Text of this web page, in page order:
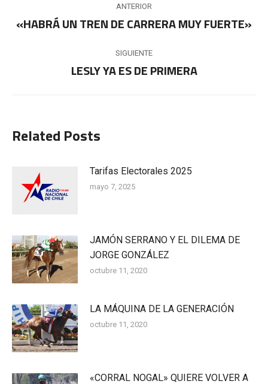
entre
publicaciones
ANTERIOR
Publicación
«HABRÁ UN TREN DE CARRERA MUY FUERTE»
SIGUIENTE
Publicación
LESLY YA ES DE PRIMERA
Related Posts
Tarifas Electorales 2025
mayo 7, 2025
JAMÓN SERRANO Y EL DILEMA DE
JORGE GONZÁLEZ
octubre 11, 2020
LA MÁQUINA DE LA GENERACIÓN
octubre 11, 2020
«CORRAL NOGAL» QUIERE VOLVER A